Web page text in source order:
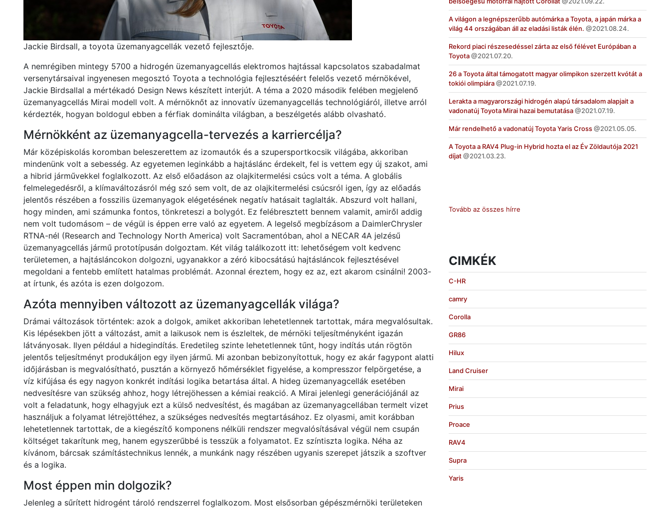
Jackie Birdsall, a toyota üzemanyagcellák vezető fejlesztője.
A nemrégiben mintegy 5700 a hidrogén üzemanyagcellás elektromos hajtással kapcsolatos szabadalmat
versenytársaival ingyenesen megosztó Toyota a technológia fejlesztéséért felelős vezető mérnökével,
Jackie Birdsallal a mértékadó Design News készített interjút. A téma a 2020 második felében megjelenő
üzemanyagcellás Mirai modell volt. A mérnöknőt az innovatív üzemanyagcellás technológiáról, illetve arról
kérdezték, hogyan boldogul ebben a férfiak dominálta világban, a beszélgetés alább olvasható.
Mérnökként az üzemanyagcella-tervezés a karriercélja?
Már középiskolás koromban beleszerettem az izomautók és a szupersportkocsik világába, akkoriban
mindenünk volt a sebesség. Az egyetemen leginkább a hajtáslánc érdekelt, fel is vettem egy új szakot, ami
a hibrid járművekkel foglalkozott. Az első előadáson az olajkitermelési csúcs volt a téma. A globális
felmelegedésről, a klímaváltozásról még szó sem volt, de az olajkitermelési csúcsról igen, így az előadás
jelentős részében a fosszilis üzemanyagok elégetésének negatív hatásait taglalták. Abszurd volt hallani,
hogy minden, ami számunka fontos, tönkreteszi a bolygót. Ez felébresztett bennem valamit, amiről addig
nem volt tudomásom – de végül is éppen erre való az egyetem. A legelső megbízásom a DaimlerChrysler
RTNA-nél (Research and Technology North America) volt Sacramentóban, ahol a NECAR 4A jelzésű
üzemanyagcellás jármű prototípusán dolgoztam. Két világ találkozott itt: lehetőségem volt kedvenc
területemen, a hajtásláncokon dolgozni, ugyanakkor a zéró kibocsátású hajtásláncok fejlesztésével
megoldani a fentebb említett hatalmas problémát. Azonnal éreztem, hogy ez az, ezt akarom csinálni! 2003-
at írtunk, és azóta is ezen dolgozom.
Azóta mennyiben változott az üzemanyagcellák világa?
Drámai változások történtek: azok a dolgok, amiket akkoriban lehetetlennek tartottak, mára megvalósultak.
Kis lépésekben jött a változást, amit a laikusok nem is észleltek, de mérnöki teljesítményként igazán
látványosak. Ilyen például a hidegindítás. Eredetileg szinte lehetetlennek tűnt, hogy indítás után rögtön
jelentős teljesítményt produkáljon egy ilyen jármű. Mi azonban bebizonyítottuk, hogy ez akár fagypont alatti
időjárásban is megvalósítható, pusztán a környező hőmérséklet figyelése, a kompresszor felpörgetése, a
víz kifújása és egy nagyon konkrét indítási logika betartása által. A hideg üzemanyagcellák esetében
nedvesítésre van szükség ahhoz, hogy létrejöhessen a kémiai reakció. A Mirai jelenlegi generációjánál az
volt a feladatunk, hogy elhagyjuk ezt a külső nedvesítést, és magában az üzemanyagcellában termelt vizet
használjuk a folyamat létrejöttéhez, a szükséges nedvesítés megtartásához. Ez olyasmi, amit korábban
lehetetlennek tartottak, de a kiegészítő komponens nélküli rendszer megvalósításával végül nem csupán
költséget takarítunk meg, hanem egyszerűbbé is tesszük a folyamatot. Ez színtiszta logika. Néha az
kívánom, bárcsak számítástechnikus lennék, a munkánk nagy részében ugyanis szerepet játszik a szoftver
és a logika.
Most éppen min dolgozik?
Jelenleg a sűrített hidrogént tároló rendszerrel foglalkozom. Most elsősorban gépészmérnöki területeken
A világon a legnépszerűbb autómárka a Toyota, a japán márka a
világ 44 országában áll az eladási listák élén.
2021.08.24.
Rekord piaci részesedéssel zárta az első félévet Európában a
Toyota
2021.07.20.
26 a Toyota által támogatott magyar olimpikon szerzett kvótát a
tokiói olimpiára
2021.07.19.
Lerakta a magyarországi hidrogén alapú társadalom alapjait a
vadonatúj Toyota Mirai hazai bemutatása
2021.07.19.
Már rendelhető a vadonatúj Toyota Yaris Cross 2021.05.05.
A Toyota a RAV4 Plug-in Hybrid hozta el az Év Zöldautója 2021
díjat
2021.03.23.
Tovább az összes hírre
CIMKÉK
C-HR
camry
Corolla
GR86
Hilux
Land Cruiser
Mirai
Prius
Proace
RAV4
Supra
Yaris